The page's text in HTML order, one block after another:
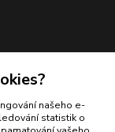
našeho e-
statistik o